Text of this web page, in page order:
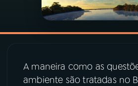
PROGRAMAS
05PODCASTS
06VIDEOCASTS
A maneira como as
ambiente são tratadas no